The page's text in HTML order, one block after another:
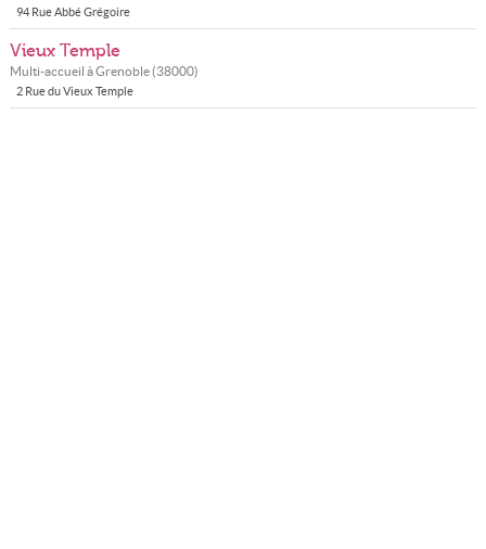
94 Rue Abbé Grégoire
Vieux Temple
Multi-accueil àGrenoble(38000)
2 Rue du Vieux Temple